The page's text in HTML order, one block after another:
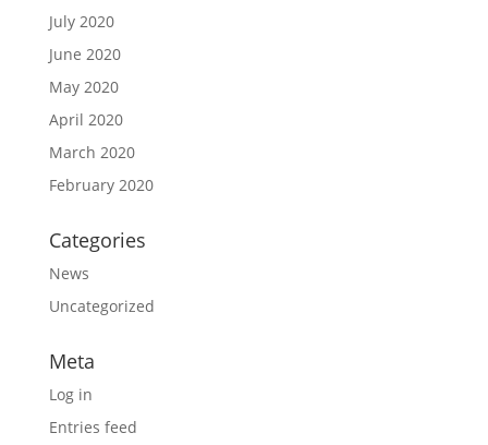
July 2020
June 2020
May 2020
April 2020
March 2020
February 2020
Categories
News
Uncategorized
Meta
Log in
Entries feed